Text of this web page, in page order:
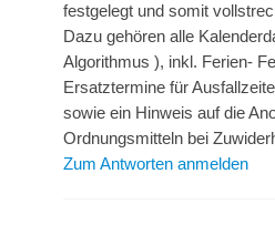
festgelegt und somit
Dazu gehören alle
Algorithmus ), inkl. Ferien-
Ersatztermine für
sowie ein Hinweis auf die
Ordnungsmitteln bei
Zum Antworten anmelden